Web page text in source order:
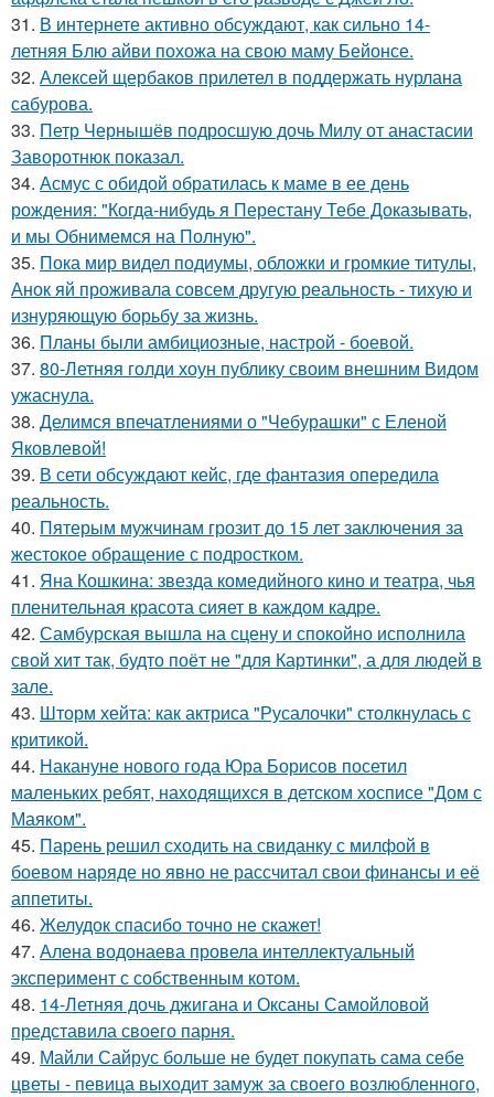
31. В интернете активно обсуждают, как сильно 14-
летняя Блю айви похожа на свою маму Бейонсе.
32. Алексей щербаков прилетел в поддержать нурлана
сабурова.
33. Петр Чернышёв подросшую дочь Милу от анастасии
Заворотнюк показал.
34. Асмус с обидой обратилась к маме в ее день
рождения: "Когда-нибудь я Перестану Тебе Доказывать,
и мы Обнимемся на Полную".
35. Пока мир видел подиумы, обложки и громкие титулы,
Анок яй проживала совсем другую реальность - тихую и
изнуряющую борьбу за жизнь.
36. Планы были амбициозные, настрой - боевой.
37. 80-Летняя голди хоун публику своим внешним Видом
ужаснула.
38. Делимся впечатлениями о "Чебурашки" с Еленой
Яковлевой!
39. В сети обсуждают кейс, где фантазия опередила
реальность.
40. Пятерым мужчинам грозит до 15 лет заключения за
жестокое обращение с подростком.
41. Яна Кошкина: звезда комедийного кино и театра, чья
пленительная красота сияет в каждом кадре.
42. Самбурская вышла на сцену и спокойно исполнила
свой хит так, будто поёт не "для Картинки", а для людей в
зале.
43. Шторм хейта: как актриса "Русалочки" столкнулась с
критикой.
44. Накануне нового года Юра Борисов посетил
маленьких ребят, находящихся в детском хосписе "Дом с
Маяком".
45. Парень решил сходить на свиданку с милфой в
боевом наряде но явно не рассчитал свои финансы и её
аппетиты.
46. Желудок спасибо точно не скажет!
47. Алена водонаева провела интеллектуальный
эксперимент с собственным котом.
48. 14-Летняя дочь джигана и Оксаны Самойловой
представила своего парня.
49. Майли Сайрус больше не будет покупать сама себе
цветы - певица выходит замуж за своего возлюбленного,